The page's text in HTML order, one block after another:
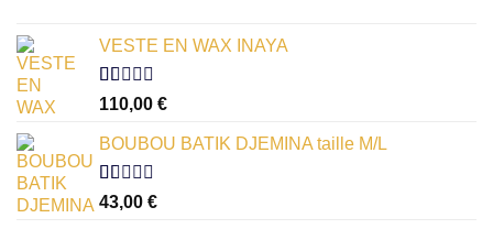
VESTE EN WAX INAYA
Note
sur
5
110,00 €
BOUBOU BATIK DJEMINA taille M/L
Note
1.00
43,00 €